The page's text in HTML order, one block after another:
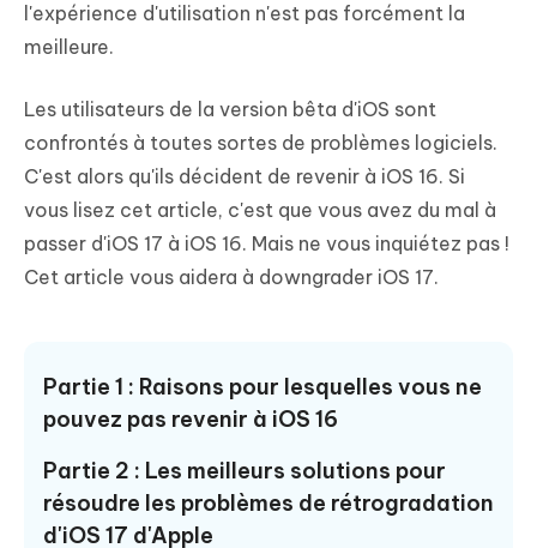
l'expérience d'utilisation n'est pas forcément la
meilleure.
Les utilisateurs de la version bêta d'iOS sont
confrontés à toutes sortes de problèmes logiciels.
C'est alors qu'ils décident de revenir à iOS 16. Si
vous lisez cet article, c'est que vous avez du mal à
passer d'iOS 17 à iOS 16. Mais ne vous inquiétez pas !
Cet article vous aidera à downgrader iOS 17.
Partie 1 : Raisons pour lesquelles vous ne
pouvez pas revenir à iOS 16
Partie 2 : Les meilleurs solutions pour
résoudre les problèmes de rétrogradation
d'iOS 17 d'Apple